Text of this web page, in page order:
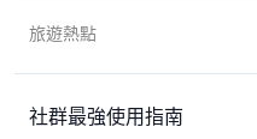
旅遊熱點
社群最強使用指南